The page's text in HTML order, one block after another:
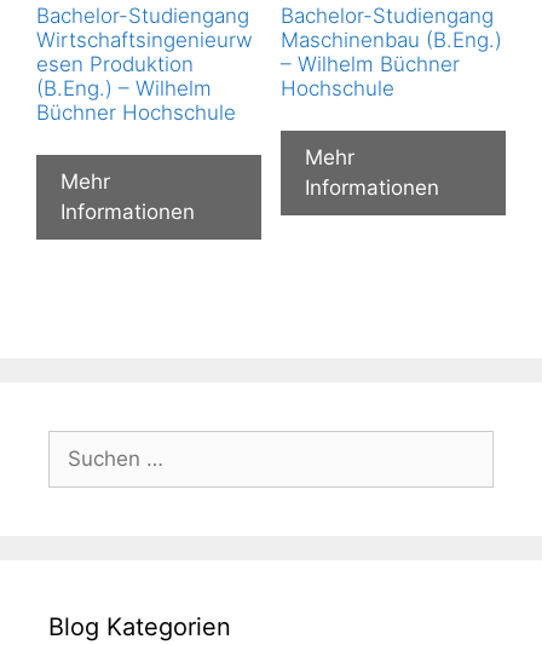
Bachelor-Studiengang
Wirtschaftsingenieurw
esen Produktion
(B.Eng.) – Wilhelm
Büchner Hochschule
Mehr
Informationen
Bachelor-Studiengang
Maschinenbau (B.Eng.)
– Wilhelm Büchner
Hochschule
Mehr
Informationen
Suchen
nach:
Blog Kategorien